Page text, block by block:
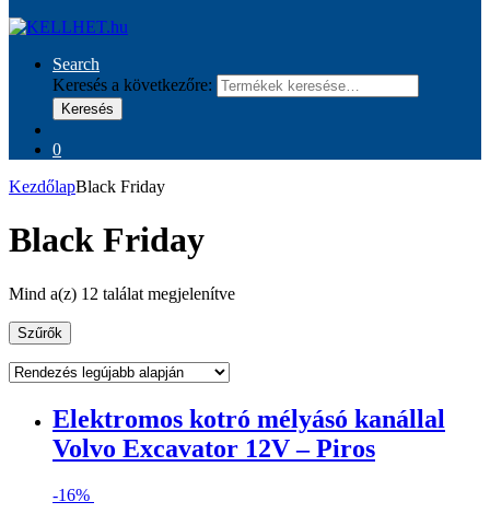
Search
Keresés a következőre:
Keresés
0
KezdőlapBlack Friday
Black Friday
Mind a(z) 12 találat megjelenítve
Szűrők
Elektromos kotró mélyásó kanállal
Volvo Excavator 12V – Piros
-16%